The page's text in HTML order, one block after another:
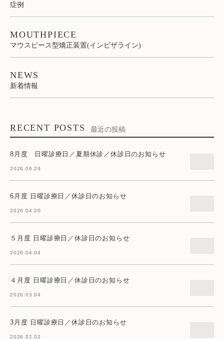
症例
MOUTHPIECE
マウスピース型矯正装置(インビザライン)
NEWS
新着情報
RECENT POSTS 最近の投稿
8月度 日曜診療日／夏期休診／休診日のお知らせ
2026.06.29
6月度 日曜診療日／休診日のお知らせ
2026.04.20
５月度 日曜診療日／休診日のお知らせ
2026.04.04
４月度 日曜診療日／休診日のお知らせ
2026.03.04
3月度 日曜診療日／休診日のお知らせ
2026.02.02